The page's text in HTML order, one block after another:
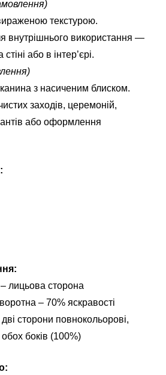
текстурою.
внутрішнього використання —
або в інтер’єрі.
з насиченим блиском.
заходів, церемоній,
або оформлення
– лицьова сторона
– 70% яскравості
сторони повнокольорові,
боків (100%)